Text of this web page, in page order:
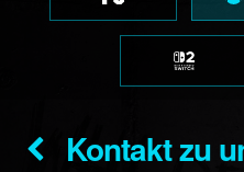
Kontakt zu